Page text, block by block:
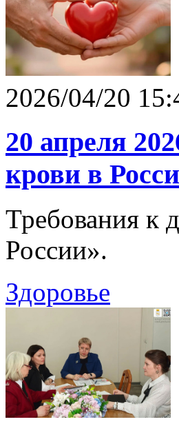
2026/04/20
20 апреля
крови в
Требования к
России».
Здоровье